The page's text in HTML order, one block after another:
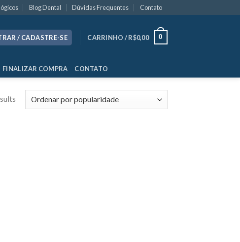
Blog Dental Dúvidas Frequentes Contato
/ CADASTRE-SE CARRINHO /R$0,00 0
FINALIZAR COMPRA CONTATO